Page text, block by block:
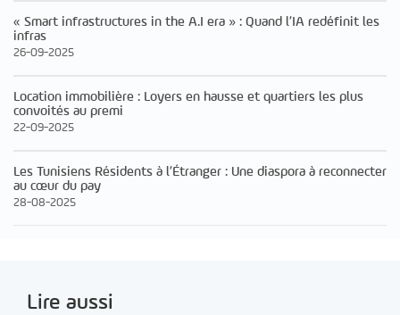
« Smart infrastructures in the A.I era » : Quand l’IA redéfinit les
infras
26-09-2025
Location immobilière : Loyers en hausse et quartiers les plus
convoités au premi
22-09-2025
Les Tunisiens Résidents à l’Étranger : Une diaspora à reconnecter
au cœur du pay
28-08-2025
Lire aussi